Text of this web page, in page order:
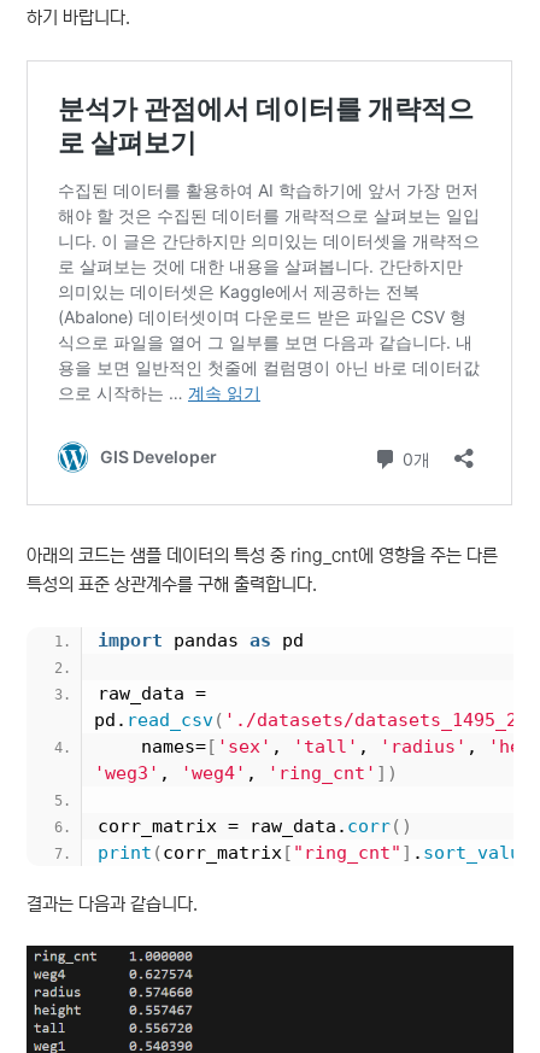
하기 바랍니다.
아래의 코드는 샘플 데이터의 특성 중 ring_cnt에 영향을 주는 다른
특성의 표준 상관계수를 구해 출력합니다.
import pandas as pd
raw_data =
pd. read_csv( './datasets/
    names=
[ 'sex' , 'tall' , 'radius' ,
'weg3' , 'weg4' , 'ring_cnt' ])
corr_matrix = raw_data. corr()
print (corr_matrix [ "ring_cnt" ] .
결과는 다음과 같습니다.